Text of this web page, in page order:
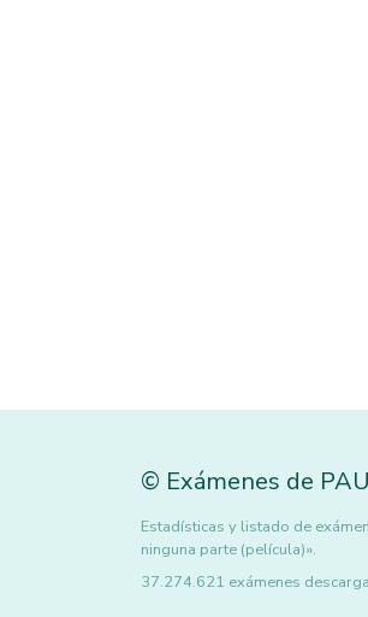
© Exámenes de PAU
Estadísticas y listado de
ninguna parte (película)».
37.274.621 exámenes